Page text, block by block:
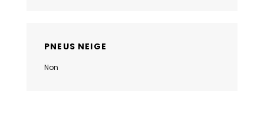
PNEUS NEIGE
Non